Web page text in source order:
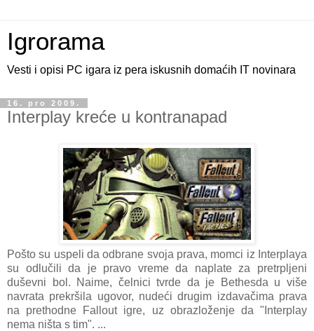
Igrorama
Vesti i opisi PC igara iz pera iskusnih domaćih IT novinara
16. pro 2009.
Interplay kreće u kontranapad
Pošto su uspeli da odbrane svoja prava, momci iz Interplaya
su odlučili da je pravo vreme da naplate za pretrpljeni
duševni bol. Naime, čelnici tvrde da je Bethesda u više
navrata prekršila ugovor, nudeći drugim izdavačima prava
na prethodne Fallout igre, uz obrazloženje da "Interplay
nema ništa s tim". ...